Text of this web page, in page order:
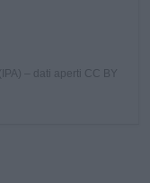
– dati aperti CC BY